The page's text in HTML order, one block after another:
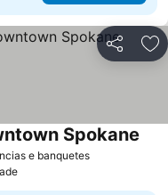
Partilhar
e banquetes
Spokane